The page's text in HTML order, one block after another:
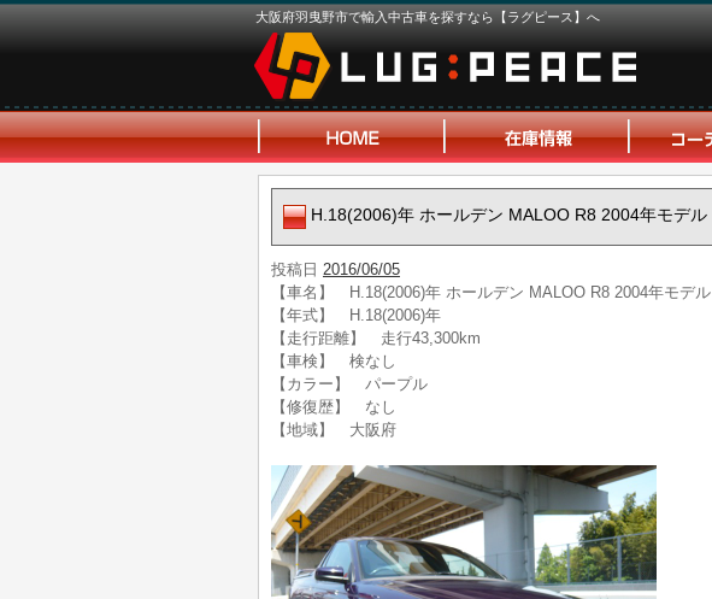
大阪府羽曳野市で輸入中古車を探すなら【ラグピース】へ
H.18(2006)年 ホールデン MALOO R8 2004年モデル
投稿日 2016/06/05
【車名】 H.18(2006)年 ホールデン MALOO R8 2004年モデル
【年式】 H.18(2006)年
【走行距離】 走行43,300km
【車検】 検なし
【カラー】 パープル
【修復歴】 なし
【地域】 大阪府